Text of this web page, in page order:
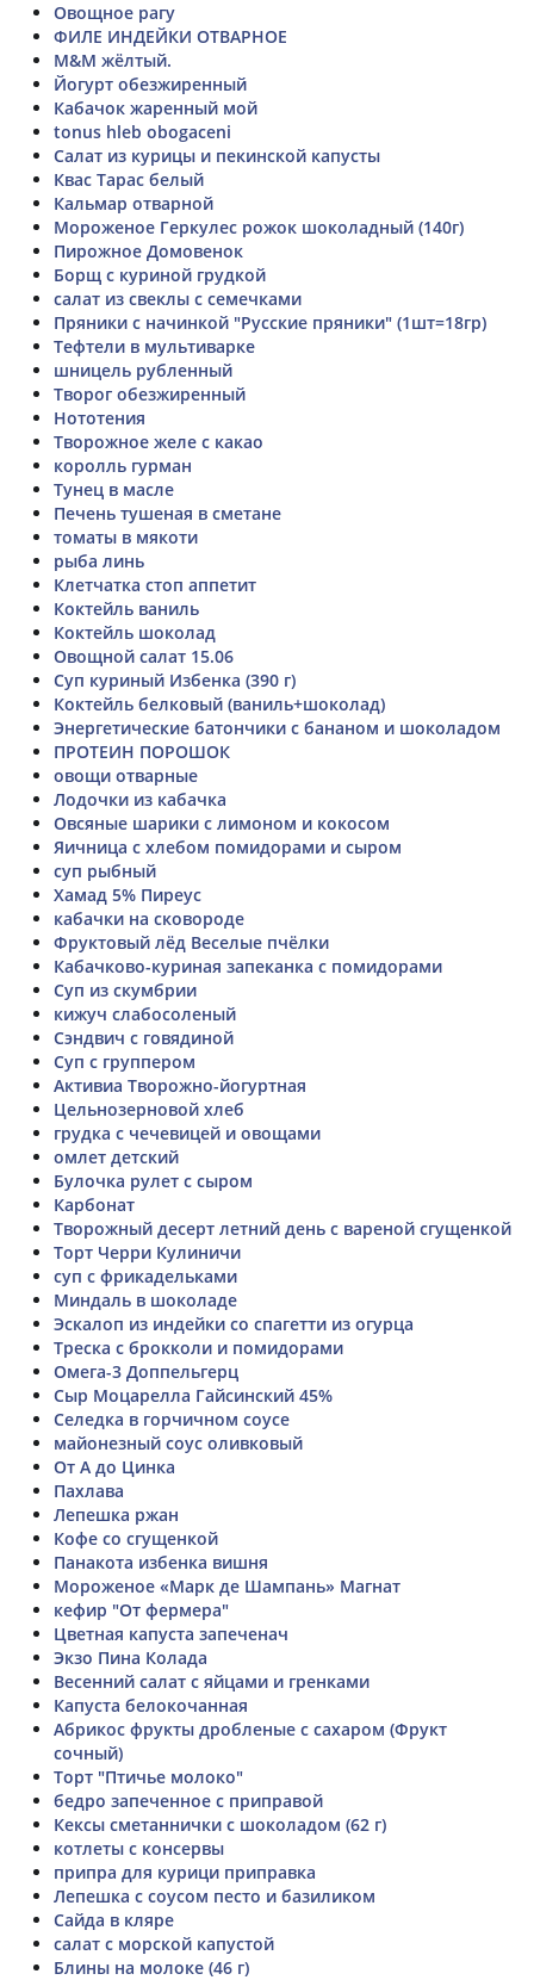
Овощное рагу
ФИЛЕ ИНДЕЙКИ ОТВАРНОЕ
M&M жёлтый.
Йогурт обезжиренный
Кабачок жаренный мой
tonus hleb obogaceni
Салат из курицы и пекинской капусты
Квас Тарас белый
Кальмар отварной
Мороженое Геркулес рожок шоколадный (140г)
Пирожное Домовенок
Борщ с куриной грудкой
салат из свеклы с семечками
Пряники с начинкой "Русские пряники" (1шт=18гр)
Тефтели в мультиварке
шницель рубленный
Творог обезжиренный
Нототения
Творожное желе с какао
королль гурман
Тунец в масле
Печень тушеная в сметане
томаты в мякоти
рыба линь
Клетчатка стоп аппетит
Коктейль ваниль
Коктейль шоколад
Овощной салат 15.06
Суп куриный Избенка (390 г)
Коктейль белковый (ваниль+шоколад)
Энергетические батончики с бананом и шоколадом
ПРОТЕИН ПОРОШОК
овощи отварные
Лодочки из кабачка
Овсяные шарики с лимоном и кокосом
Яичница с хлебом помидорами и сыром
суп рыбный
Хамад 5% Пиреус
кабачки на сковороде
Фруктовый лёд Веселые пчёлки
Кабачково-куриная запеканка с помидорами
Суп из скумбрии
кижуч слабосоленый
Сэндвич с говядиной
Суп с группером
Активиа Творожно-йогуртная
Цельнозерновой хлеб
грудка с чечевицей и овощами
омлет детский
Булочка рулет с сыром
Карбонат
Творожный десерт летний день с вареной сгущенкой
Торт Черри Кулиничи
суп с фрикадельками
Миндаль в шоколаде
Эскалоп из индейки со спагетти из огурца
Треска с брокколи и помидорами
Омега-3 Доппельгерц
Сыр Моцарелла Гайсинский 45%
Селедка в горчичном соусе
майонезный соус оливковый
От А до Цинка
Пахлава
Лепешка ржан
Кофе со сгущенкой
Панакота избенка вишня
Мороженое «Марк де Шампань» Магнат
кефир "От фермера"
Цветная капуста запеченач
Экзо Пина Колада
Весенний салат с яйцами и гренками
Капуста белокочанная
Абрикос фрукты дробленые с сахаром (Фрукт
сочный)
Торт "Птичье молоко"
бедро запеченное с приправой
Кексы сметаннички с шоколадом (62 г)
котлеты с консервы
припра для курици приправка
Лепешка с соусом песто и базиликом
Сайда в кляре
салат с морской капустой
Блины на молоке (46 г)